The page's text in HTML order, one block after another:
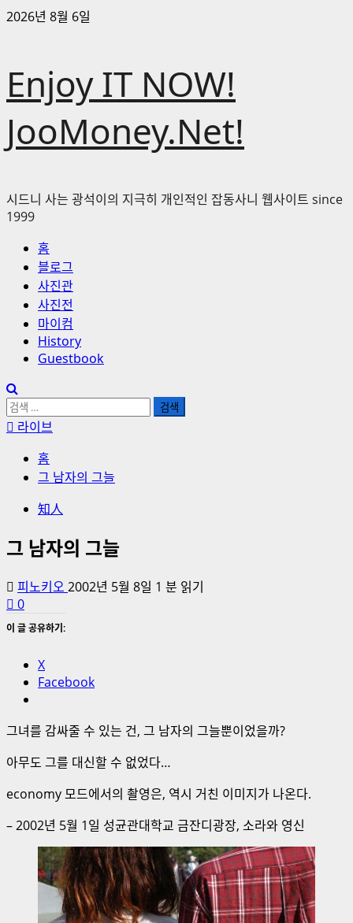
콘
로
바
기
2026년 8월 6일
Enjoy IT NOW!
JooMoney.Net!
시드니 사는 광석이의 지극히 개인적인 잡동사니 웹사이트 since
1999
홈
블로그
사진관
사진전
마이컴
History
Guestbook
검
색:라이브
홈
그 남자의 그늘
知人
그 남자의 그늘
피노키오 2002년 5월 8일 1 분 읽기
0
이 글 공유하기:
X
Facebook
그녀를 감싸줄 수 있는 건, 그 남자의 그늘뿐이었을까?
아무도 그를 대신할 수 없었다…
economy 모드에서의 촬영은, 역시 거친 이미지가 나온다.
– 2002년 5월 1일 성균관대학교 금잔디광장, 소라와 영신